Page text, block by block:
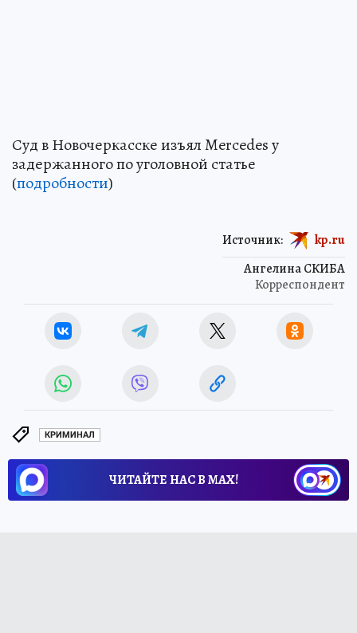
Суд в Новочеркасске изъял Mercedes у
задержанного по уголовной статье
(подробности)
Ангелина СКИБА
Корреспондент
Источник: kp.ru
КРИМИНАЛ
ЧИТАЙТЕ НАС В МАХ!